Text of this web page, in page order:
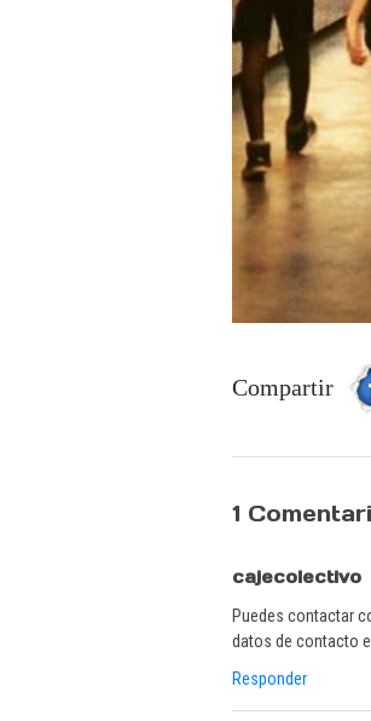
Compartir
1
cajecolectivo
Puedes contactar
datos de contacto
Responder